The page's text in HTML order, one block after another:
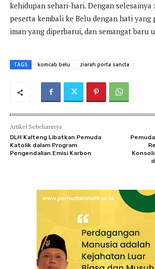
kehidupan sehari-hari. Dengan selesainya
peserta kembali ke Belu dengan hati yang
iman yang diperbarui, dan semangat baru
TAGS komcab belu ziarah porta sancta
Artikel Sebelumnya
DLH Kalteng Libatkan Pemuda
Katolik dalam Program
Pengendalian Emisi Karbon